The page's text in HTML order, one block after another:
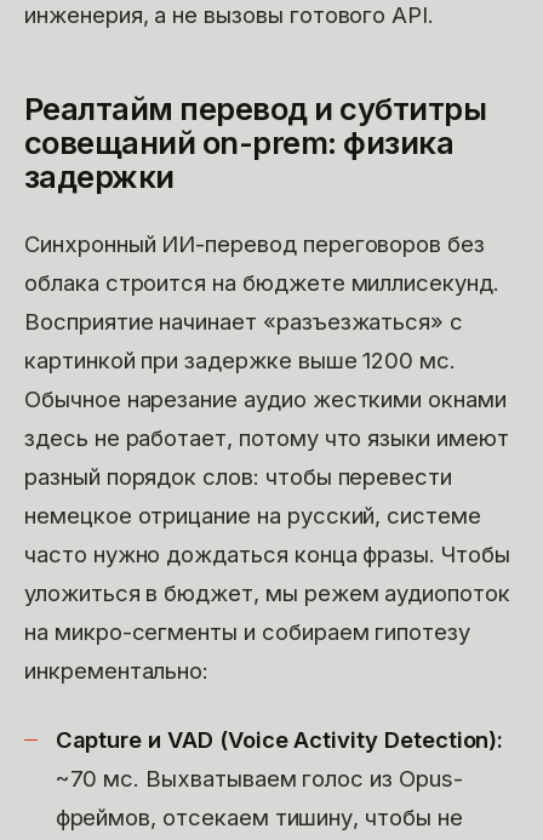
инженерия, а не вызовы готового API.
Реалтайм перевод и субтитры
совещаний on-prem: физика
задержки
Синхронный ИИ-перевод переговоров без
облака строится на бюджете миллисекунд.
Восприятие начинает «разъезжаться» с
картинкой при задержке выше 1200 мс.
Обычное нарезание аудио жесткими окнами
здесь не работает, потому что языки имеют
разный порядок слов: чтобы перевести
немецкое отрицание на русский, системе
часто нужно дождаться конца фразы. Чтобы
уложиться в бюджет, мы режем аудиопоток
на микро-сегменты и собираем гипотезу
инкрементально:
Capture и VAD (Voice Activity Detection):
~70 мс. Выхватываем голос из Opus-
фреймов, отсекаем тишину, чтобы не